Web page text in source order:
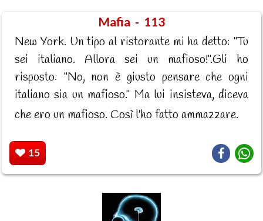
Mafia - 113
New York. Un tipo al ristorante mi ha detto: "Tu
sei italiano. Allora sei un mafioso!".Gli ho
risposto: "No, non è giusto pensare che ogni
italiano sia un mafioso." Ma lui insisteva, diceva
che ero un mafioso. Così l'ho fatto ammazzare.
15